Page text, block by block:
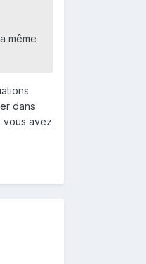
même
dans
vous avez